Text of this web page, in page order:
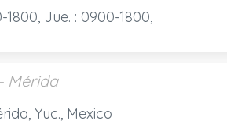
1800, Jue. : 0900-1800,
- Mérida
Yuc., Mexico